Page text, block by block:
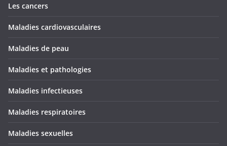
Les cancers
Maladies cardiovasculaires
Maladies de peau
Maladies et pathologies
Maladies infectieuses
Maladies respiratoires
Maladies sexuelles